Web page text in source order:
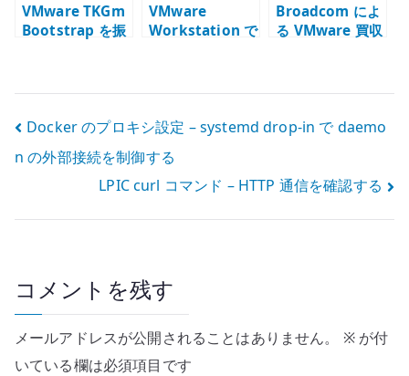
VMware TKGm
Bootstrap を振
VMware
Workstation で
ンを止める
Broadcom によ
る VMware 買収
投
稿
ゲ
ー
シ
Docker のプロキシ設定 – systemd drop-in で daemo
n の外部接続を制御する
LPIC curl コマンド – HTTP 通信を確認する
コメントを残す
メールアドレスが公開されることはありません。 ※が付
いている欄は必須項目です